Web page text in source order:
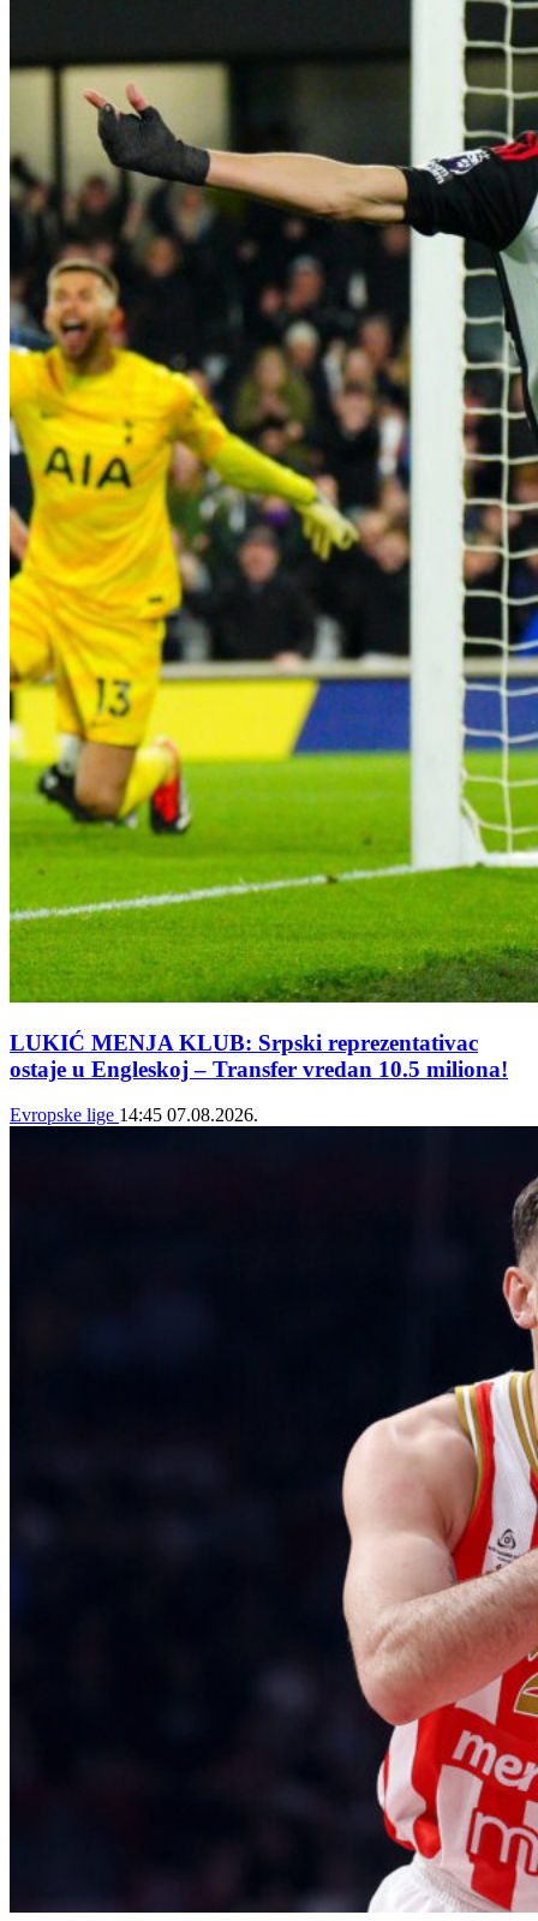
LUKIĆ MENJA KLUB: Srpski reprezentativac
ostaje u Engleskoj – Transfer vredan 10.5 miliona!
Evropske lige 14:45 07.08.2026.